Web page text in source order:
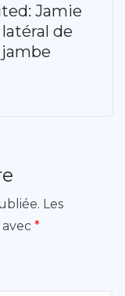
Jamie
de
Les
*